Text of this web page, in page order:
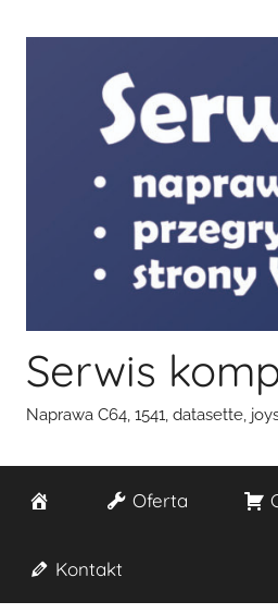
Serwis
Naprawa C64, 1541, datasette,
Oferta
Kontakt